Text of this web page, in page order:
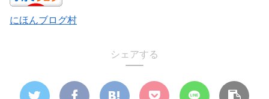
にほんブログ村
シェアする